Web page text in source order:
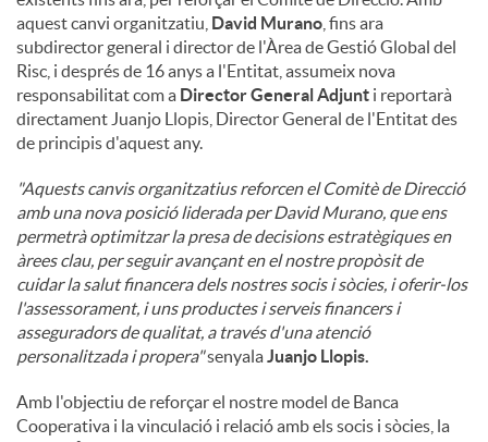
aquest canvi organitzatiu, David Murano , fins ara
subdirector general i director de l'Àrea de Gestió Global del
Risc, i després de 16 anys a l'Entitat, assumeix nova
responsabilitat com a Director General Adjunt i reportarà
directament Juanjo Llopis, Director General de l'Entitat des
de principis d'aquest any.
"Aquests canvis organitzatius reforcen el Comitè de Direcció
amb una nova posició liderada per David Murano, que ens
permetrà optimitzar la presa de decisions estratègiques en
àrees clau, per seguir avançant en el nostre propòsit de
cuidar la salut financera dels nostres socis i sòcies, i oferir-los
l'assessorament, i uns productes i serveis financers i
asseguradors de qualitat, a través d'una atenció
personalitzada i propera"senyalaJuanjo Llopis.
Amb l'objectiu de reforçar el nostre model de Banca
Cooperativa i la vinculació i relació amb els socis i sòcies, la